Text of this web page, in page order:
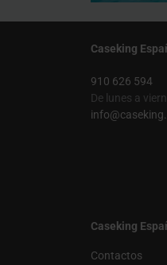
Caseking
910 626 594
De lunes a
Caseking
Contactos